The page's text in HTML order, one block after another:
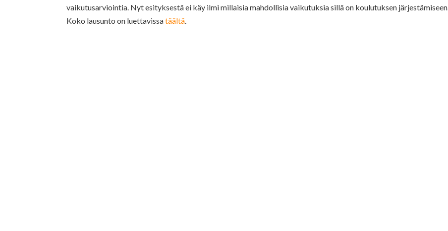
vaikutusarviointia. Nyt esityksestä ei käy ilmi millaisia mahdollisia vaikutuksia sillä on koulutuksen järjestämiseen.
Koko lausunto on luettavissatäältä